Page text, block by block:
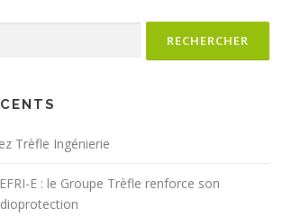
Trèfle Ingénierie
E : le Groupe Trèfle renforce son